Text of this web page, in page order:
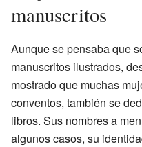
manuscritos
Aunque se pensaba que
manuscritos ilustrados,
mostrado que muchas
conventos, también se
libros. Sus nombres a
algunos casos, su